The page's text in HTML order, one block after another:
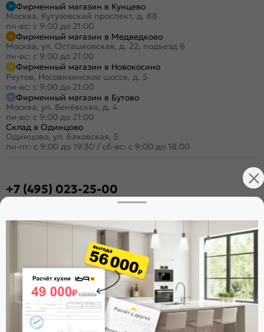
Фирменный магазин в Кунцево
Москва, Кутузовский проспект, д. 88
пн-вс: с 9:00 до 21:00
Фирменный магазин в Медведково
Москва, ул. Осташковская, д. 22, подъезд 6
пн-вс: с 9:00 до 21:00
Фирменный магазин в Новокосино
Реутов, Носовихинское шоссе, д. 5
пн-вс: с 9:00 до 21:00
Фирменный магазин в Бутово
Москва, ул. Венёвская, д. 4
пн-вс: с 9:00 до 21:00
Склад в Одинцово
Одинцово, ул. Баковская, 5
пн-пт: с 9:00 до 19:30 / сб-вс: с 9:00 до 18:00
+7 (495) 023-25-00
Стать дилером
Поделиться
Оцените магазин
ИКС 1180